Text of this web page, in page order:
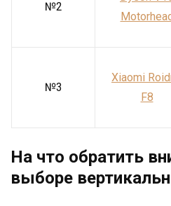
№2
№3
Xiaomi
F8
На что обратить
выборе